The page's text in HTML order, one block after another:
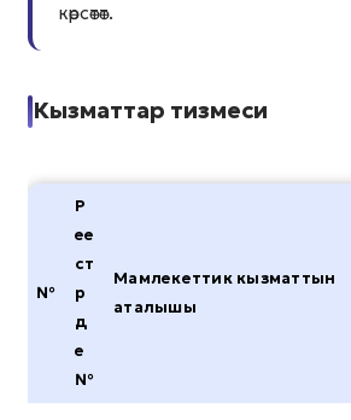
көрсөтөт.
Кызматтар тизмеси
№
Р
ее
ст
р
д
е
№
Мамлекеттик кызматтын
аталышы